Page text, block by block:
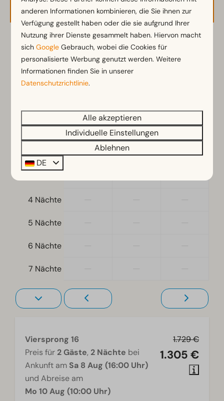
Küche
Einbauküche
Filterkaffeemaschine
Kühl-/Gefrierkombination
Kaffeemaschine
Geschirrspüler
Wasserkocher
Standort
Freistehend
Schlafzimmer
2 Gäste
7 Aug
8 Aug
9 Aug
— 1.218 € —
2 Nächte — 1.305 € —
4 Nächte
5 Nächte
6 Nächte
7 Nächte
1.729 €
1.305 €
Viersprong 16
Preis für 2 Gäste, 2 Nächte bei
Ankunft am Sa 8 Aug (16:00 Uhr)
und Abreise am
Mo 10 Aug (10:00 Uhr)
anderen Informationen kombinieren, die Sie ihnen zur
Verfügung gestellt haben oder die sie aufgrund Ihrer
Nutzung ihrer Dienste gesammelt haben. Hiervon macht
sichGoogle Gebrauch, wobei die Cookies für
personalisierte Werbung genutzt werden. Weitere
Informationen finden Sie in unserer
Datenschutzrichtlinie.
Alle akzeptieren
Individuelle Einstellungen
Ablehnen
DE